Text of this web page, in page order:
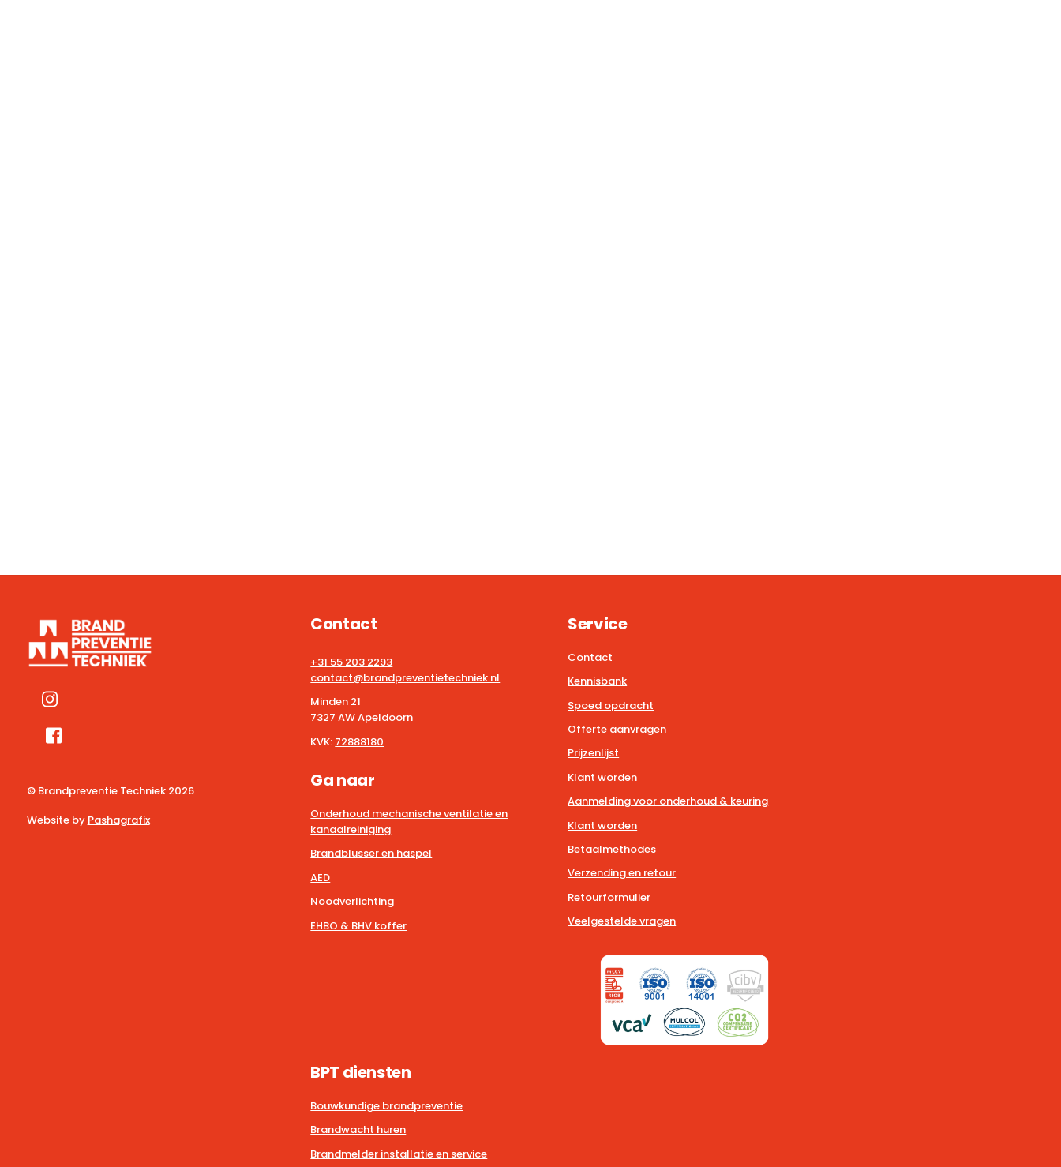
© Brandpreventie Techniek 2026
Website by Pashagrafix
Contact
+31 55 203 2293
contact@brandpreventietechniek.nl
Minden 21
7327 AW Apeldoorn
KVK: 72888180
Ga naar
Onderhoud mechanische ventilatie en
kanaalreiniging
Brandblusser en haspel
AED
Noodverlichting
EHBO & BHV koffer
Service
Contact
Kennisbank
Spoed opdracht
Offerte aanvragen
Prijzenlijst
Klant worden
Aanmelding voor onderhoud & keuring
Klant worden
Betaalmethodes
Verzending en retour
Retourformulier
Veelgestelde vragen
BPT diensten
Bouwkundige brandpreventie
Brandwacht huren
Brandmelder installatie en service